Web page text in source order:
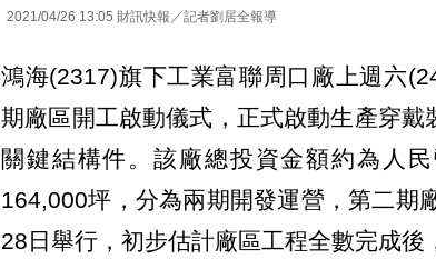
2021/04/26 13:05 財訊快報／記者劉居全報導
鴻海(2317)旗下工業富聯周口廠上週六
期廠區開工啟動儀式，正式啟動生產穿戴
關鍵結構件。該廠總投資金額約為人
164,000坪，分為兩期開發運營，第二期
28日舉行，初步估計廠區工程全數完成後